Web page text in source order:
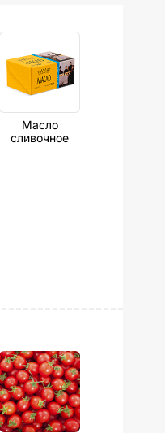
Масло
сливочное